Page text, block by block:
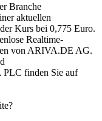
Branche
aktuellen
Kurs bei 0,775 Euro.
Realtime-
von ARIVA.DE AG.
PLC finden Sie auf